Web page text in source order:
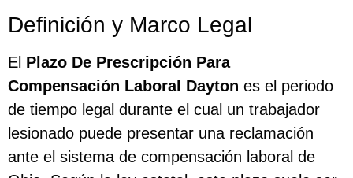
Definición y Marco Legal
El Plazo De Prescripción Para
Compensación Laboral Dayton es el periodo
de tiempo legal durante el cual un trabajador
lesionado puede presentar una reclamación
ante el sistema de compensación laboral de